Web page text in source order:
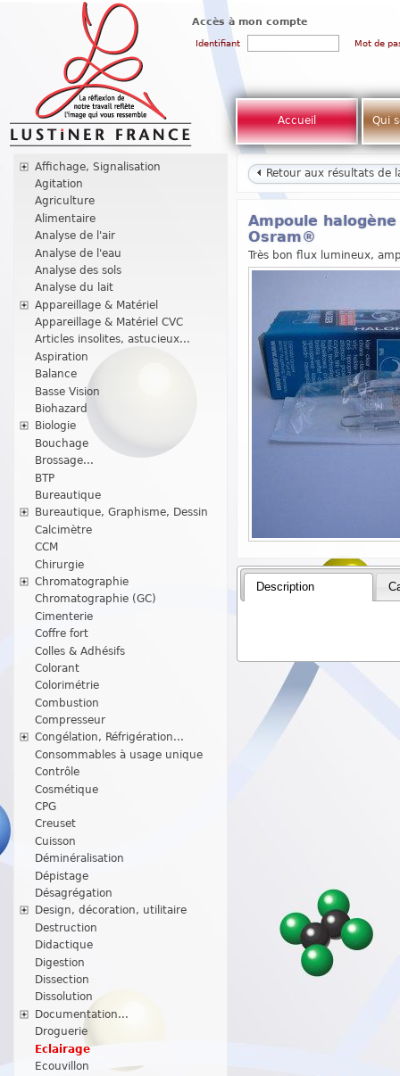
Accès à mon compte
Identifiant Mot de
Accueil Qui
Affichage, Signalisation
Agitation
Agriculture
Alimentaire
Analyse de l'air
Analyse de l'eau
Analyse des sols
Analyse du lait
Appareillage & Matériel
Appareillage & Matériel CVC
Articles insolites, astucieux...
Aspiration
Balance
Basse Vision
Biohazard
Biologie
Bouchage
Brossage...
BTP
Bureautique
Bureautique, Graphisme, Dessin
Calcimètre
CCM
Chirurgie
Chromatographie
Chromatographie (GC)
Cimenterie
Coffre fort
Colles & Adhésifs
Colorant
Colorimétrie
Combustion
Compresseur
Congélation, Réfrigération...
Consommables à usage unique
Contrôle
Cosmétique
CPG
Creuset
Cuisson
Déminéralisation
Dépistage
Désagrégation
Design, décoration, utilitaire
Destruction
Didactique
Digestion
Dissection
Dissolution
Documentation...
Droguerie
Eclairage
Ecouvillon
Retour aux résultats de
Ampoule
Osram®
Très bon flux lumineux,
Description